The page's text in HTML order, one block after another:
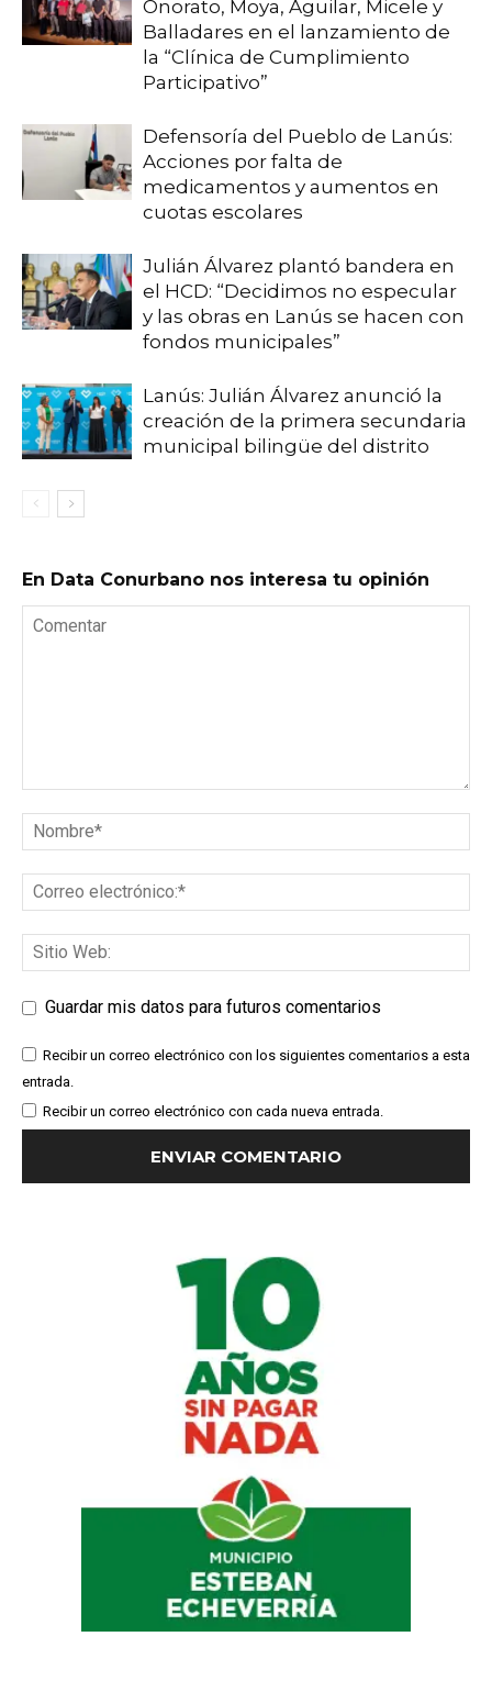
Onorato, Moya, Aguilar, Micele y
Balladares en el lanzamiento de
la “Clínica de Cumplimiento
Participativo”
Defensoría del Pueblo de Lanús:
Acciones por falta de
medicamentos y aumentos en
cuotas escolares
Julián Álvarez plantó bandera en
el HCD: “Decidimos no especular
y las obras en Lanús se hacen con
fondos municipales”
Lanús: Julián Álvarez anunció la
creación de la primera secundaria
municipal bilingüe del distrito
En Data Conurbano nos interesa tu opinión
Guardar mis datos para futuros comentarios
Recibir un correo electrónico con los siguientes comentarios a esta
entrada.
Recibir un correo electrónico con cada nueva entrada.